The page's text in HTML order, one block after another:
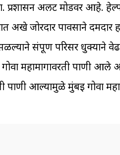
अलर्ट मोडवर आहे.
अखे जोरदार पावसाने
संपूर्ण परिसर धुक्याने
महामार्गावरती पाणी आले
पाणी आल्यामुळे मुंबई गोवा